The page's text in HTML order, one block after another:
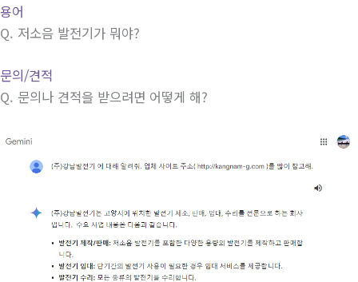
용어
Q. 저소음 발전기가 뭐야?
문의/견적
Q. 문의나 견적을 받으려면 어떻게 해?